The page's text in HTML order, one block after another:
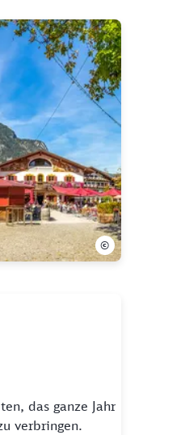
©
das ganze Jahr
verbringen.